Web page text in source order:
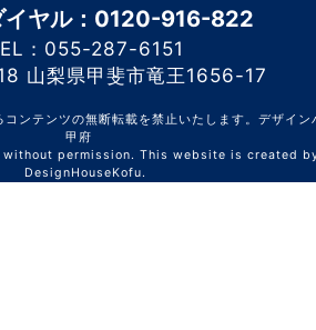
イヤル：0120-916-822
：055-287-6151
山梨県甲斐市竜王1656-17
ンテンツの無断転載を禁止いたします。デザイン
甲府
permission. This website is created
DesignHouseKofu.